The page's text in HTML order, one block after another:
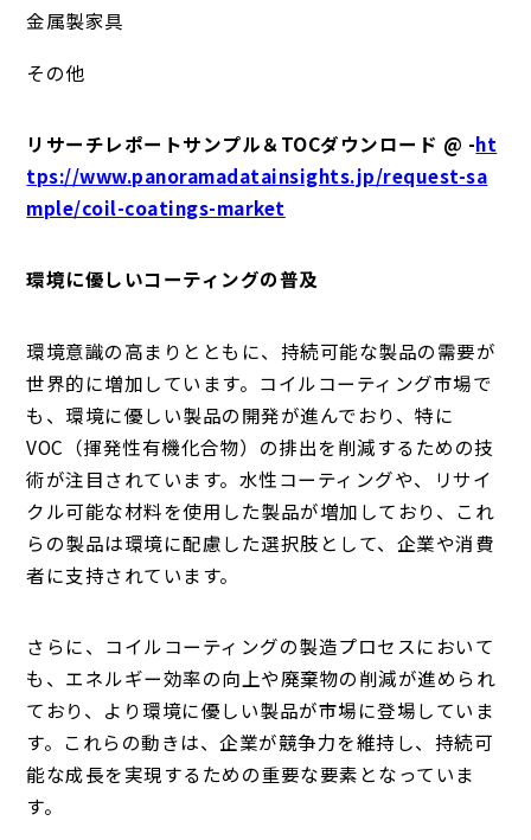
金属製家具
その他
リサーチレポートサンプル＆TOCダウンロード @ -ht
tps://www.panoramadatainsights.jp/request-sa
mple/coil-coatings-market
環境に優しいコーティングの普及
環境意識の高まりとともに、持続可能な製品の需要が
世界的に増加しています。コイルコーティング市場で
も、環境に優しい製品の開発が進んでおり、特に
VOC（揮発性有機化合物）の排出を削減するための技
術が注目されています。水性コーティングや、リサイ
クル可能な材料を使用した製品が増加しており、これ
らの製品は環境に配慮した選択肢として、企業や消費
者に支持されています。
さらに、コイルコーティングの製造プロセスにおいて
も、エネルギー効率の向上や廃棄物の削減が進められ
ており、より環境に優しい製品が市場に登場していま
す。これらの動きは、企業が競争力を維持し、持続可
能な成長を実現するための重要な要素となっていま
す。